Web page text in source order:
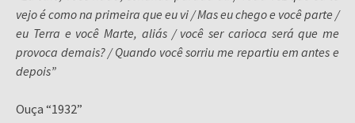
vejo é como na primeira que eu vi / Mas eu chego e você parte /
eu Terra e você Marte, aliás / você ser carioca será que me
provoca demais? / Quando você sorriu me repartiu em antes e
depois”
Ouça “1932”